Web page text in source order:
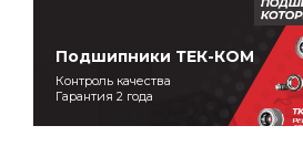
Подшипники ТЕК-КОМ
Контроль качества
Гарантия 2 года